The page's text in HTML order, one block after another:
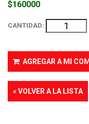
$160000
CANTIDAD:
AGREGAR A MI
« VOLVER A LA LISTA